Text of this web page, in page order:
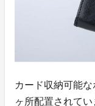
カード収納可能
ヶ所配置されてい